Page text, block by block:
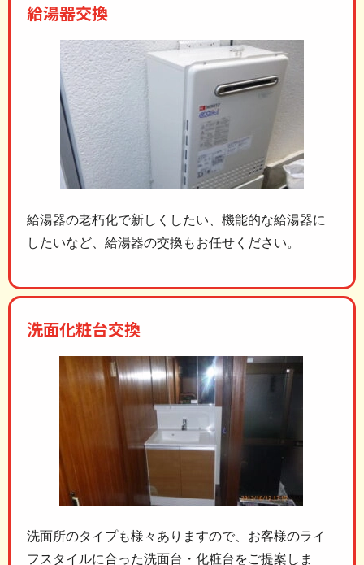
給湯器交換
給湯器の老朽化で新しくしたい、機能的な給湯器に
したいなど、給湯器の交換もお任せください。
洗面化粧台交換
洗面所のタイプも様々ありますので、お客様のライ
フスタイルに合った洗面台・化粧台をご提案しま